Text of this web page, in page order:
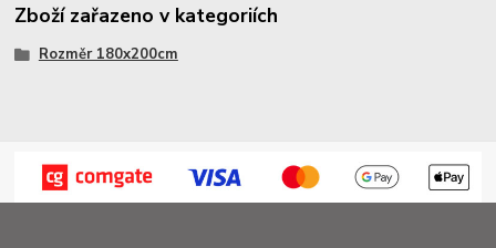
Zboží zařazeno v kategoriích
Rozměr 180x200cm